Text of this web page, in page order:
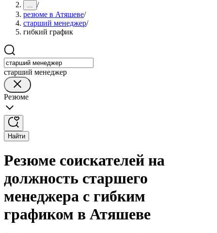
... /
резюме в Атяшеве/
старший менеджер/
гибкий график
старший менеджер
Резюме
Найти
Резюме соискателей на
должность старшего
менеджера с гибким
графиком в Атяшеве